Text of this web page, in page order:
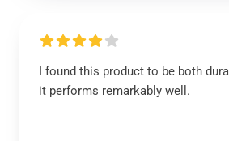
I found this product to be both
it performs remarkably well.